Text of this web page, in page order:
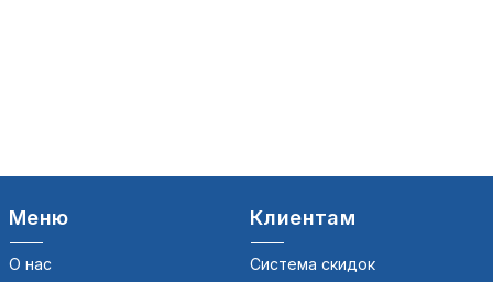
Меню
О нас
Клиентам
Система скидок